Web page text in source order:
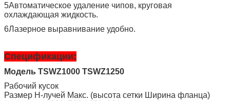
5Автоматическое удаление чипов, круговая
охлаждающая жидкость.
6Лазерное выравнивание удобно.
Спецификации:
Модель TSWZ1000 TSWZ1250
Рабочий кусок
Размер H-лучей Макс. (высота сетки Ширина фланца)